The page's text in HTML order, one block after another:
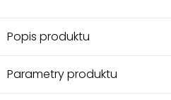
Popis produktu
Parametry produktu